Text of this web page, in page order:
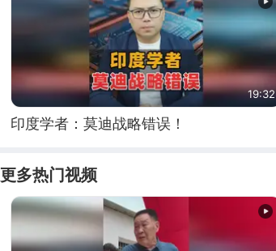
19:32
印度学者：莫迪战略错误！
更多热门视频